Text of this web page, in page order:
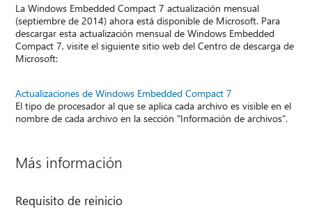
La Windows Embedded Compact 7 actualización mensual
(septiembre de 2014) ahora está disponible de Microsoft. Para
descargar esta actualización mensual de Windows Embedded
Compact 7, visite el siguiente sitio web del Centro de descarga de
Microsoft:
Actualizaciones de Windows Embedded Compact 7
El tipo de procesador al que se aplica cada archivo es visible en el
nombre de cada archivo en la sección "Información de archivos".
Más información
Requisito de reinicio